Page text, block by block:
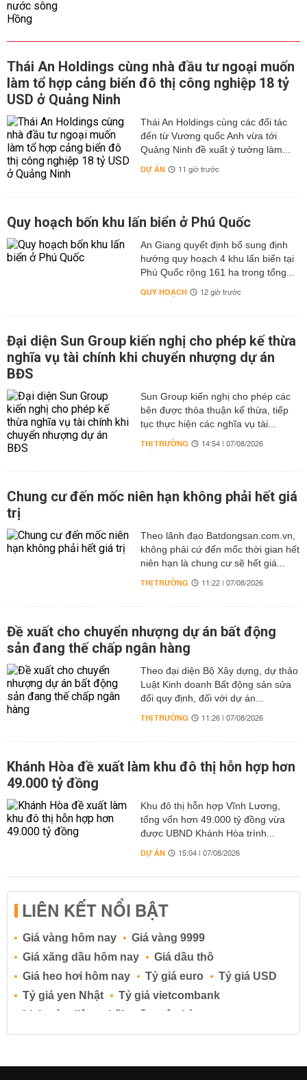
Thái An Holdings cùng nhà đầu tư ngoại muốn
làm tổ hợp cảng biển đô thị công nghiệp 18 tỷ
USD ở Quảng Ninh
Thái An Holdings cùng các đối tác
đến từ Vương quốc Anh vừa tới
Quảng Ninh đề xuất ý tưởng làm...
DỰ ÁN 11 giờ trước
Quy hoạch bốn khu lấn biển ở Phú Quốc
An Giang quyết định bổ sung định
hướng quy hoạch 4 khu lấn biển tại
Phú Quốc rộng 161 ha trong tổng...
QUY HOẠCH 12 giờ trước
Đại diện Sun Group kiến nghị cho phép kế thừa
nghĩa vụ tài chính khi chuyển nhượng dự án
BĐS
Sun Group kiến nghị cho phép các
bên được thỏa thuận kế thừa, tiếp
tục thực hiện các nghĩa vụ tài...
THỊ TRƯỜNG 14:54 | 07/08/2026
Chung cư đến mốc niên hạn không phải hết giá
trị
Theo lãnh đạo Batdongsan.com.vn,
không phải cứ đến mốc thời gian hết
niên hạn là chung cư sẽ hết giá...
THỊ TRƯỜNG 11:22 | 07/08/2026
Đề xuất cho chuyển nhượng dự án bất động
sản đang thế chấp ngân hàng
Theo đại diện Bộ Xây dựng, dự thảo
Luật Kinh doanh Bất động sản sửa
đổi quy định, đối với dự án...
THỊ TRƯỜNG 11:26 | 07/08/2026
Khánh Hòa đề xuất làm khu đô thị hỗn hợp hơn
49.000 tỷ đồng
Khu đô thị hỗn hợp Vĩnh Lương,
tổng vốn hơn 49.000 tỷ đồng vừa
được UBND Khánh Hòa trình...
DỰ ÁN 15:04 | 07/08/2026
LIÊN KẾT NỔI BẬT
Giá vàng hôm nay
Giá vàng 9999
Giá xăng dầu hôm nay
Giá dầu thô
Giá heo hơi hôm nay
Tỷ giá euro
Tỷ giá USD
Tỷ giá yen Nhật
Tỷ giá vietcombank
Lịch cúp điện
Lãi suất ngân hàng
Lãi suất tiết kiệm
Lãi suất tiền gửi